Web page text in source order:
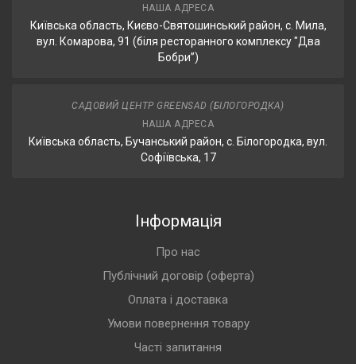
НАША АДРЕСА
Київська область, Києво-Святошинський район, с. Мила,
вул. Комарова, 91 (біля ресторанного комплексу "Два
Бобри”)
САДОВИЙ ЦЕНТР GREENSAD (БІЛОГОРОДКА)
НАША АДРЕСА
Київська область, Бучанський район, с. Білогородка, вул.
Софіївська, 17
Інформація
Про нас
Публічний договір (оферта)
Оплата і доставка
Умови повернення товару
Часті запитання